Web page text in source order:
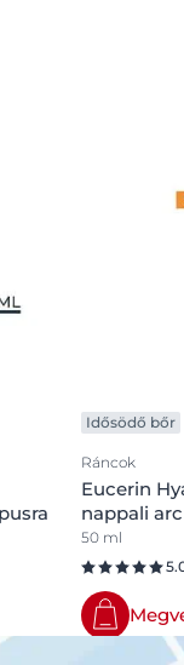
Idősödő bőr
Ráncok
Eucerin
nappali
50 ml